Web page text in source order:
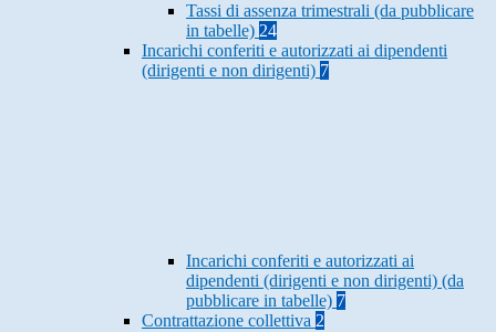
Tassi di assenza trimestrali (da pubblicare
in tabelle) 24
Incarichi conferiti e autorizzati ai dipendenti
(dirigenti e non dirigenti) 7
Incarichi conferiti e autorizzati ai
dipendenti (dirigenti e non dirigenti) (da
pubblicare in tabelle) 7
Contrattazione collettiva 2